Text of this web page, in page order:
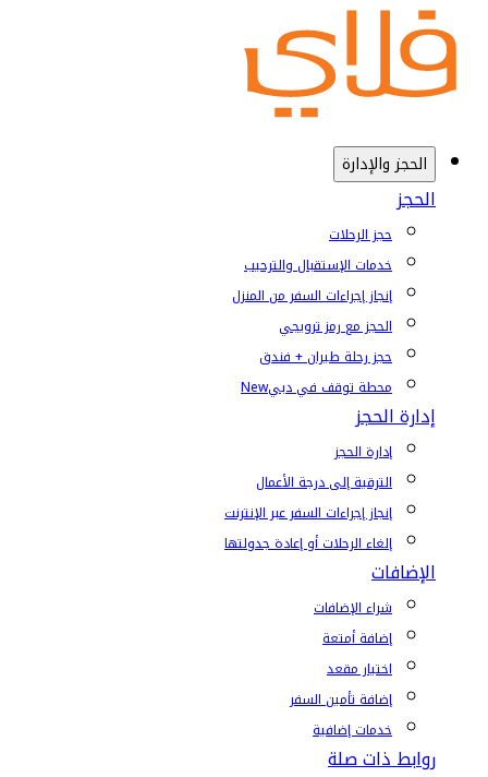
الحجز والإدارة
الحجز
حجز الرحلات
خدمات الإستقبال والترحيب
إنجاز إجراءات السفر من المنزل
الحجز مع رمز ترويجي
حجز رحلة طيران + فندق
محطة توقف في دبيNew
إدارة الحجز
إدارة الحجز
الترقية إلى درجة الأعمال
إنجاز إجراءات السفر عبر الإنترنت
إلغاء الرحلات أو إعادة جدولتها
الإضافات
شراء الإضافات
إضافة أمتعة
اختيار مقعد
إضافة تأمين السفر
خدمات إضافية
روابط ذات صلة